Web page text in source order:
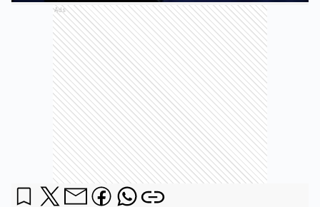
Ads